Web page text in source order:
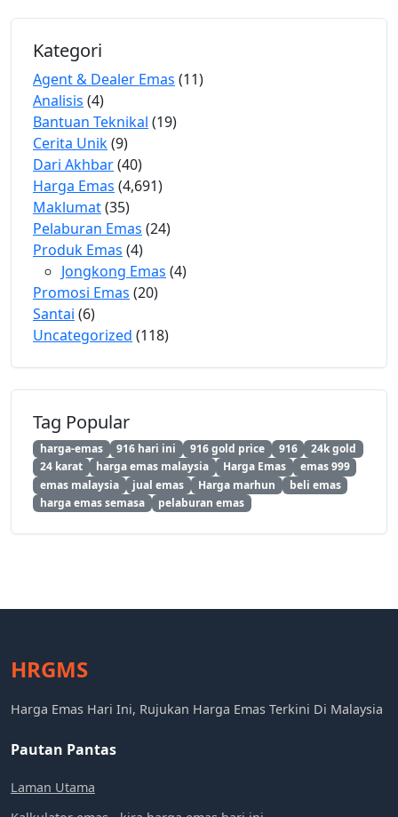
Kategori
Agent & Dealer Emas (11)
Analisis (4)
Bantuan Teknikal (19)
Cerita Unik(9)
Dari Akhbar(40)
Harga Emas (4,691)
Maklumat(35)
Pelaburan Emas (24)
Produk Emas (4)
Jongkong Emas (4)
Promosi Emas (20)
Santai (6)
Uncategorized (118)
Tag Popular
harga-emas 916 hari ini 916 gold price 916
24k gold
24 karat
harga emas malaysia Harga Emas
emas 999
emas malaysia
jual emas Harga marhun
beli emas
harga emas semasa
pelaburan emas
HRGMS
Harga Emas Hari Ini, Rujukan Harga Emas Terkini Di Malaysia
Pautan Pantas
Laman Utama